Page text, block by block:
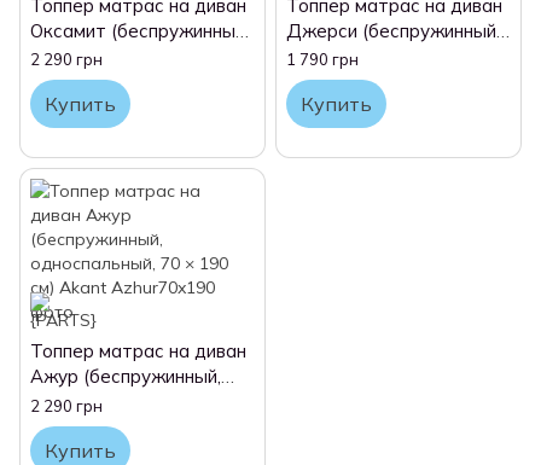
Топпер матрас на диван
Оксамит (беспружинный,
односпальный, 70 × 190
см) Akant
2 290 грн
Купить
Топпер матрас на диван
Джерси (беспружинный,
односпальный, 70 × 190
см) Akant
1 790 грн
Купить
Топпер матрас на диван
Ажур (беспружинный,
односпальный, 70 × 190
см) Akant
2 290 грн
Купить